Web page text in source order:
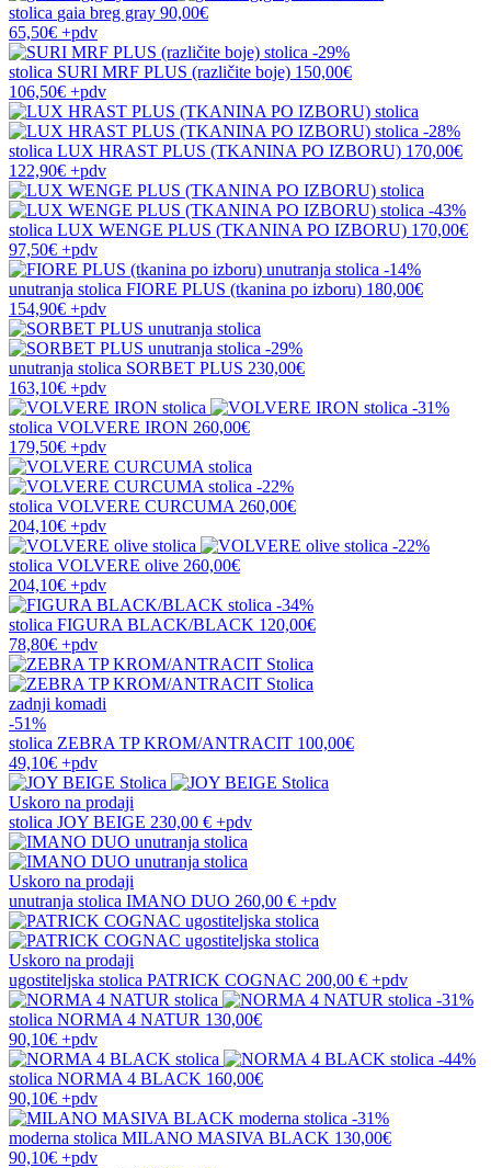
stolica gaia breg gray 90,00€
65,50€ +pdv
-29%
stolica SURI MRF PLUS (različite boje) 150,00€
106,50€ +pdv
-28%
stolica LUX HRAST PLUS (TKANINA PO IZBORU) 170,00€
122,90€ +pdv
-43%
stolica LUX WENGE PLUS (TKANINA PO IZBORU) 170,00€
97,50€ +pdv
-14%
unutranja stolica FIORE PLUS (tkanina po izboru) 180,00€
154,90€ +pdv
-29%
unutranja stolica SORBET PLUS 230,00€
163,10€ +pdv
-31%
stolica VOLVERE IRON 260,00€
179,50€ +pdv
-22%
stolica VOLVERE CURCUMA 260,00€
204,10€ +pdv
-22%
stolica VOLVERE olive 260,00€
204,10€ +pdv
-34%
stolica FIGURA BLACK/BLACK 120,00€
78,80€ +pdv
zadnji komadi
-51%
stolica ZEBRA TP KROM/ANTRACIT 100,00€
49,10€ +pdv
Uskoro na prodaji
stolica JOY BEIGE 230,00 € +pdv
Uskoro na prodaji
unutranja stolica IMANO DUO 260,00 € +pdv
Uskoro na prodaji
ugostiteljska stolica PATRICK COGNAC 200,00 € +pdv
-31%
stolica NORMA 4 NATUR 130,00€
90,10€ +pdv
-44%
stolica NORMA 4 BLACK 160,00€
90,10€ +pdv
-31%
moderna stolica MILANO MASIVA BLACK 130,00€
90,10€ +pdv